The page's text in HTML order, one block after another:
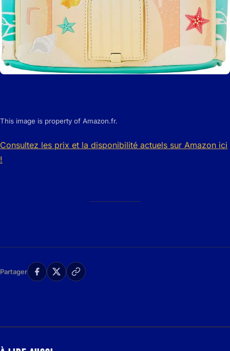
This image is property of Amazon.fr.
Consultez les prix et la disponibilité actuels sur Amazon ici
!
Partager